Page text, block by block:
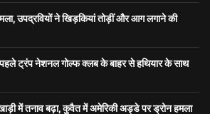
उपद्रवियों ने खिड़कियां तोड़ीं और आग लगाने की
ट्रंप नेशनल गोल्फ क्लब के बाहर से हथियार के साथ
में तनाव बढ़ा, कुवैत में अमेरिकी अड्डे पर ड्रोन हमला